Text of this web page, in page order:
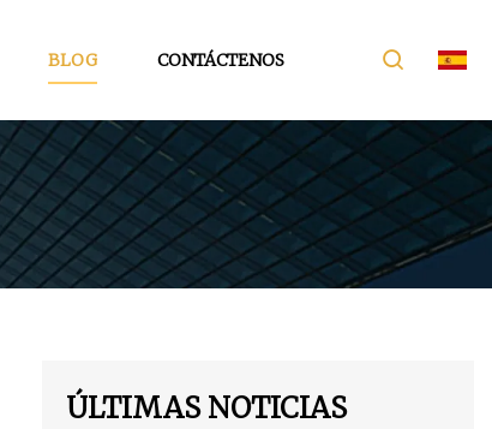
BLOG CONTÁCTENOS
ÚLTIMAS NOTICIAS